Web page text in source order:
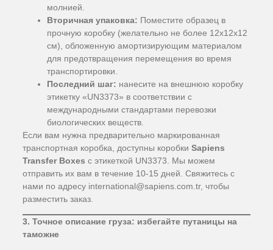
молнией.
Вторичная упаковка: Поместите образец в
прочную коробку (желательно не более 12x12x12
см), обложенную амортизирующим материалом
для предотвращения перемещения во время
транспортировки.
Последний шаг: нанесите на внешнюю коробку
этикетку «UN3373» в соответствии с
международными стандартами перевозки
биологических веществ.
Если вам нужна предварительно маркированная
транспортная коробка, доступны коробки Sapiens
Transfer Boxes с этикеткой UN3373. Мы можем
отправить их вам в течение 10-15 дней. Свяжитесь с
нами по адресу international@sapiens.com.tr, чтобы
разместить заказ.
3. Точное описание груза: избегайте путаницы на
таможне